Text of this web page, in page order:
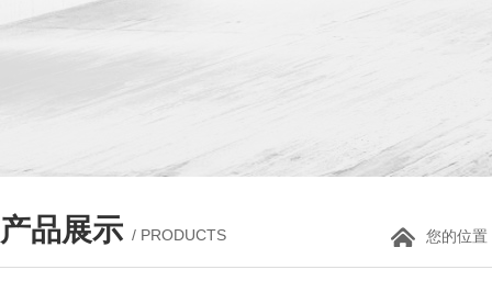
产品展示 / PRODUCTS 您的位置